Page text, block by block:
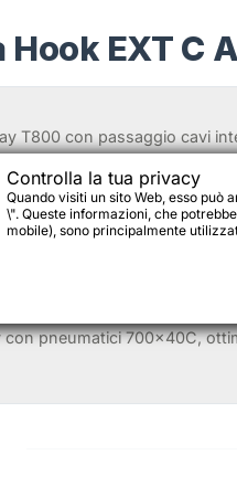
Hook EXT C
T800 con passaggio cavi
carbon con attacchi per
Apex AXS 1×12,
una frenata potente e
con pneumatici 700×40C,
Controlla la tua privacy
Quando visiti un sito Web, esso
\". Queste informazioni, che
mobile), sono principalmente